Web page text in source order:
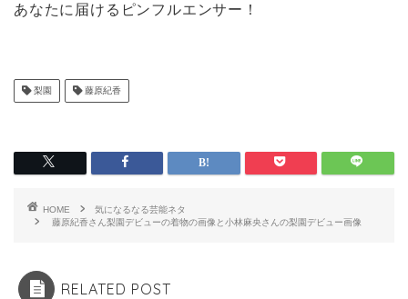
あなたに届けるピンフルエンサー！
梨園 藤原紀香
HOME
気になるなる芸能ネタ
藤原紀香さん梨園デビューの着物の画像と小林麻央さんの梨園デビュー画像
RELATED POST